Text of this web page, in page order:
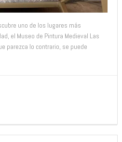
uno de los lugares más
el Museo de Pintura Medieval Las
parezca lo contrario, se puede